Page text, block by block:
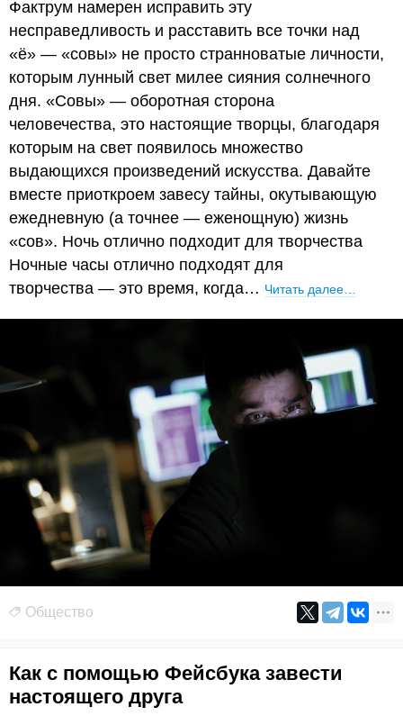
Фактрум намерен исправить эту
несправедливость и расставить все точки над
«ё» — «совы» не просто странноватые личности,
которым лунный свет милее сияния солнечного
дня. «Совы» — оборотная сторона
человечества, это настоящие творцы, благодаря
которым на свет появилось множество
выдающихся произведений искусства. Давайте
вместе приоткроем завесу тайны, окутывающую
ежедневную (а точнее — еженощную) жизнь
«сов». Ночь отлично подходит для творчества
Ночные часы отлично подходят для
творчества — это время, когда… Читать далее…
Общество
Как с помощью Фейсбука завести
настоящего друга